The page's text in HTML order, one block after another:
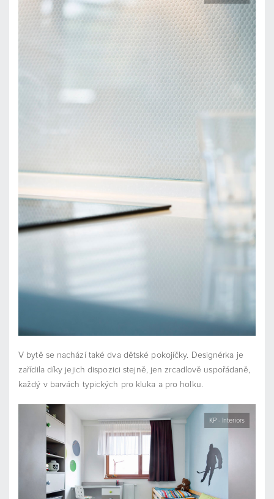
V bytě se nachází také dva dětské pokojíčky. Designérka je
zařídila díky jejich dispozici stejně, jen zrcadlově uspořádaně,
každý v barvách typických pro kluka a pro holku.
KP - Interiors